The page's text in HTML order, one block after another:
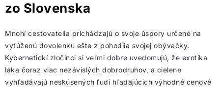
zo Slovenska
Mnohí cestovatelia prichádzajú o svoje úspory určené na
vytúženú dovolenku ešte z pohodlia svojej obývačky.
Kybernetickí zločinci si veľmi dobre uvedomujú, že exotika
láka čoraz viac nezávislých dobrodruhov, a cielene
vyhľadávajú neskúsených ľudí hľadajúcich výhodné cenové